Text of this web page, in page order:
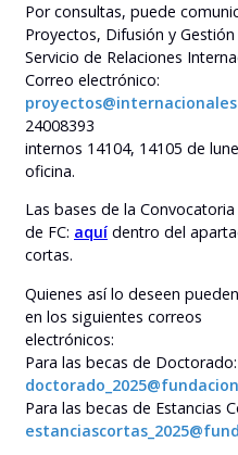
Por consultas, puede
Proyectos, Difusión y Gestión
Servicio de Relaciones
Correo electrónico:
24008393
internos 14104, 14105 de
oficina.
Las bases de la
de FC: aquí dentro del
cortas.
Quienes así lo deseen
en los siguientes correos
electrónicos:
Para las becas de Doctorado:
Para las becas de Estancias